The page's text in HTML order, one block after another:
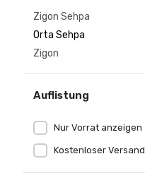
Zigon Sehpa
Orta Sehpa
Zigon
Auflistung
Nur Vorrat anzeigen
Kostenloser Versand